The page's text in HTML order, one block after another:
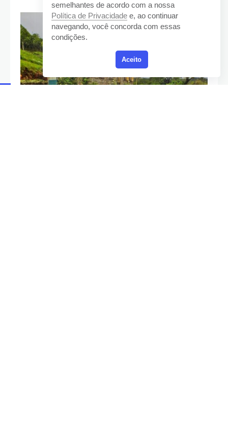
semelhantes de acordo com a nossa
Política de Privacidade e, ao continuar
navegando, você concorda com essas
condições.
Aceito